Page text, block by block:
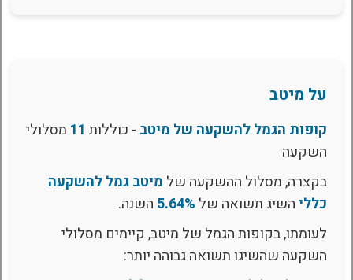
על מיטב
קופות הגמל להשקעה של מיטב - כוללות 11 מסלולי
השקעה
בקצרה, מסלול ההשקעה של מיטב גמל להשקעה
כלליהשיג תשואה של 5.64% השנה.
לעומתו, בקופות הגמל של מיטב, קיימים מסלולי
השקעה שהשיגו תשואה גבוהה יותר: